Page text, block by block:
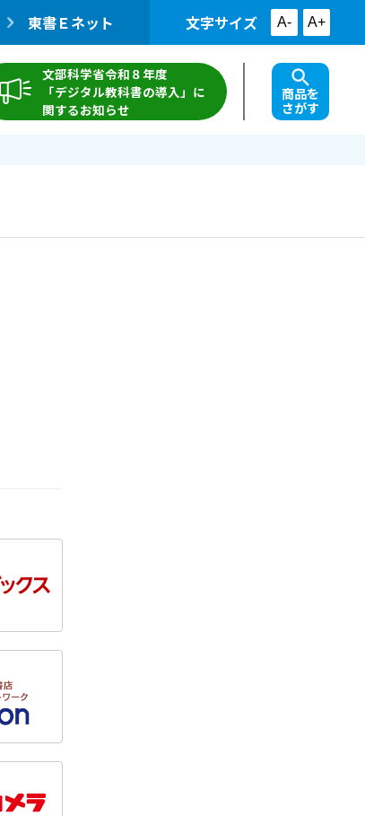
東書Ｅネット 文字サイズ A- A+
文部科学省令和８年度
「デジタル教科書の導入」に
関するお知らせ
商品を
さがす